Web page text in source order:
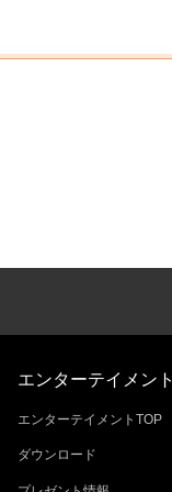
エンターテイメント
エンターテイメントTOP
ダウンロード